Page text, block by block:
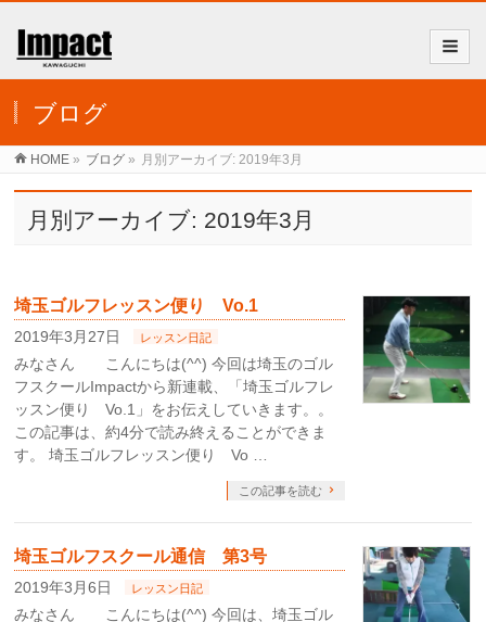
ブログ
HOME » ブログ » 月別アーカイブ: 2019年3月
月別アーカイブ: 2019年3月
埼玉ゴルフレッスン便り Vo.1
2019年3月27日 レッスン日記
みなさん こんにちは(^^) 今回は埼玉のゴル
フスクールImpactから新連載、「埼玉ゴルフレ
ッスン便り Vo.1」をお伝えしていきます。。
この記事は、約4分で読み終えることができま
す。 埼玉ゴルフレッスン便り Vo …
この記事を読む
埼玉ゴルフスクール通信 第3号
2019年3月6日 レッスン日記
みなさん こんにちは(^^) 今回は、埼玉ゴル